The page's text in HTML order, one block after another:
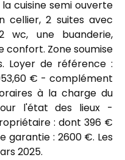
cuisine semi ouverte
cellier, 2 suites avec
wc, une buanderie,
confort. Zone soumise
Loyer de référence :
€ - complément
à la charge du
l'état des lieux -
: dont 396 €
garantie : 2600 €. Les
2025.